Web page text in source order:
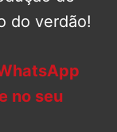
do verdão!
no seu